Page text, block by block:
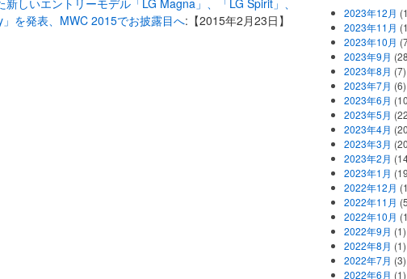
しいエントリーモデル「LG Magna」、「LG Spirit」、
」を発表、MWC 2015でお披露目へ:【2015年2月23日】 2023年12月
2023年11月
2023年10月
2023年9月
2023年8月 (7)
2023年7月 (6)
2023年6月
2023年5月
2023年4月
2023年3月
2023年2月
2023年1月
2022年12月
2022年11月
2022年10月
2022年9月 (1)
2022年8月 (1)
2022年7月 (3)
2022年6月 (1)